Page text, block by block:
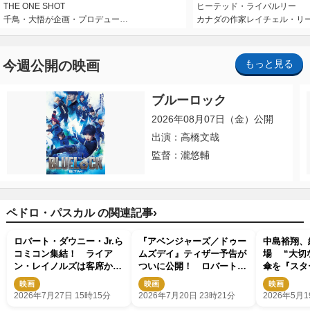
THE ONE SHOT
千鳥・大悟が企画・プロデュー…
ヒーテッド・ライバルリー
カナダの作家レイチェル・リ
今週公開の映画 もっと見る
ブルーロック
2026年08月07日（金）公開
出演：高橋文哉
監督：瀧悠輔
ペドロ・パスカル の関連記事›
ロバート・ダウニー・Jr.ら
コミコン集結！ ライア
ン・レイノルズは客席から
乱入 『アベンジャーズ／
ドゥームズデイ』新ビジュ
映画
2026年7月27日 15時15分
『アベンジャーズ／ドゥー
ムズデイ』ティザー予告が
ついに公開！ ロバート・
ダウニー・Jr.演じるドクタ
ー・ドゥームが姿現す
映画
2026年7月20日 23時21分
中島裕翔
場 “大切
傘を『ス
ペドロ・
ゼント
映画
2026年5月